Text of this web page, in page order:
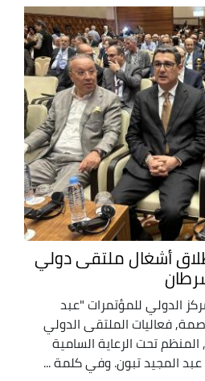
أشغال ملتقى دولي
الدولي للمؤتمرات "عبد
فعاليات الملتقى الدولي
تحت الرعاية السامية
المجيد تبون. وفي كلمة ...